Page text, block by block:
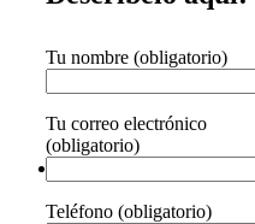
Tu nombre (obligatorio)
Tu correo electrónico
(obligatorio)
Teléfono (obligatorio)